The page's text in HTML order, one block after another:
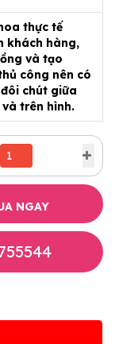
thực tế
khách hàng,
và tạo
công nên có
chút giữa
trên hình.
NGAY